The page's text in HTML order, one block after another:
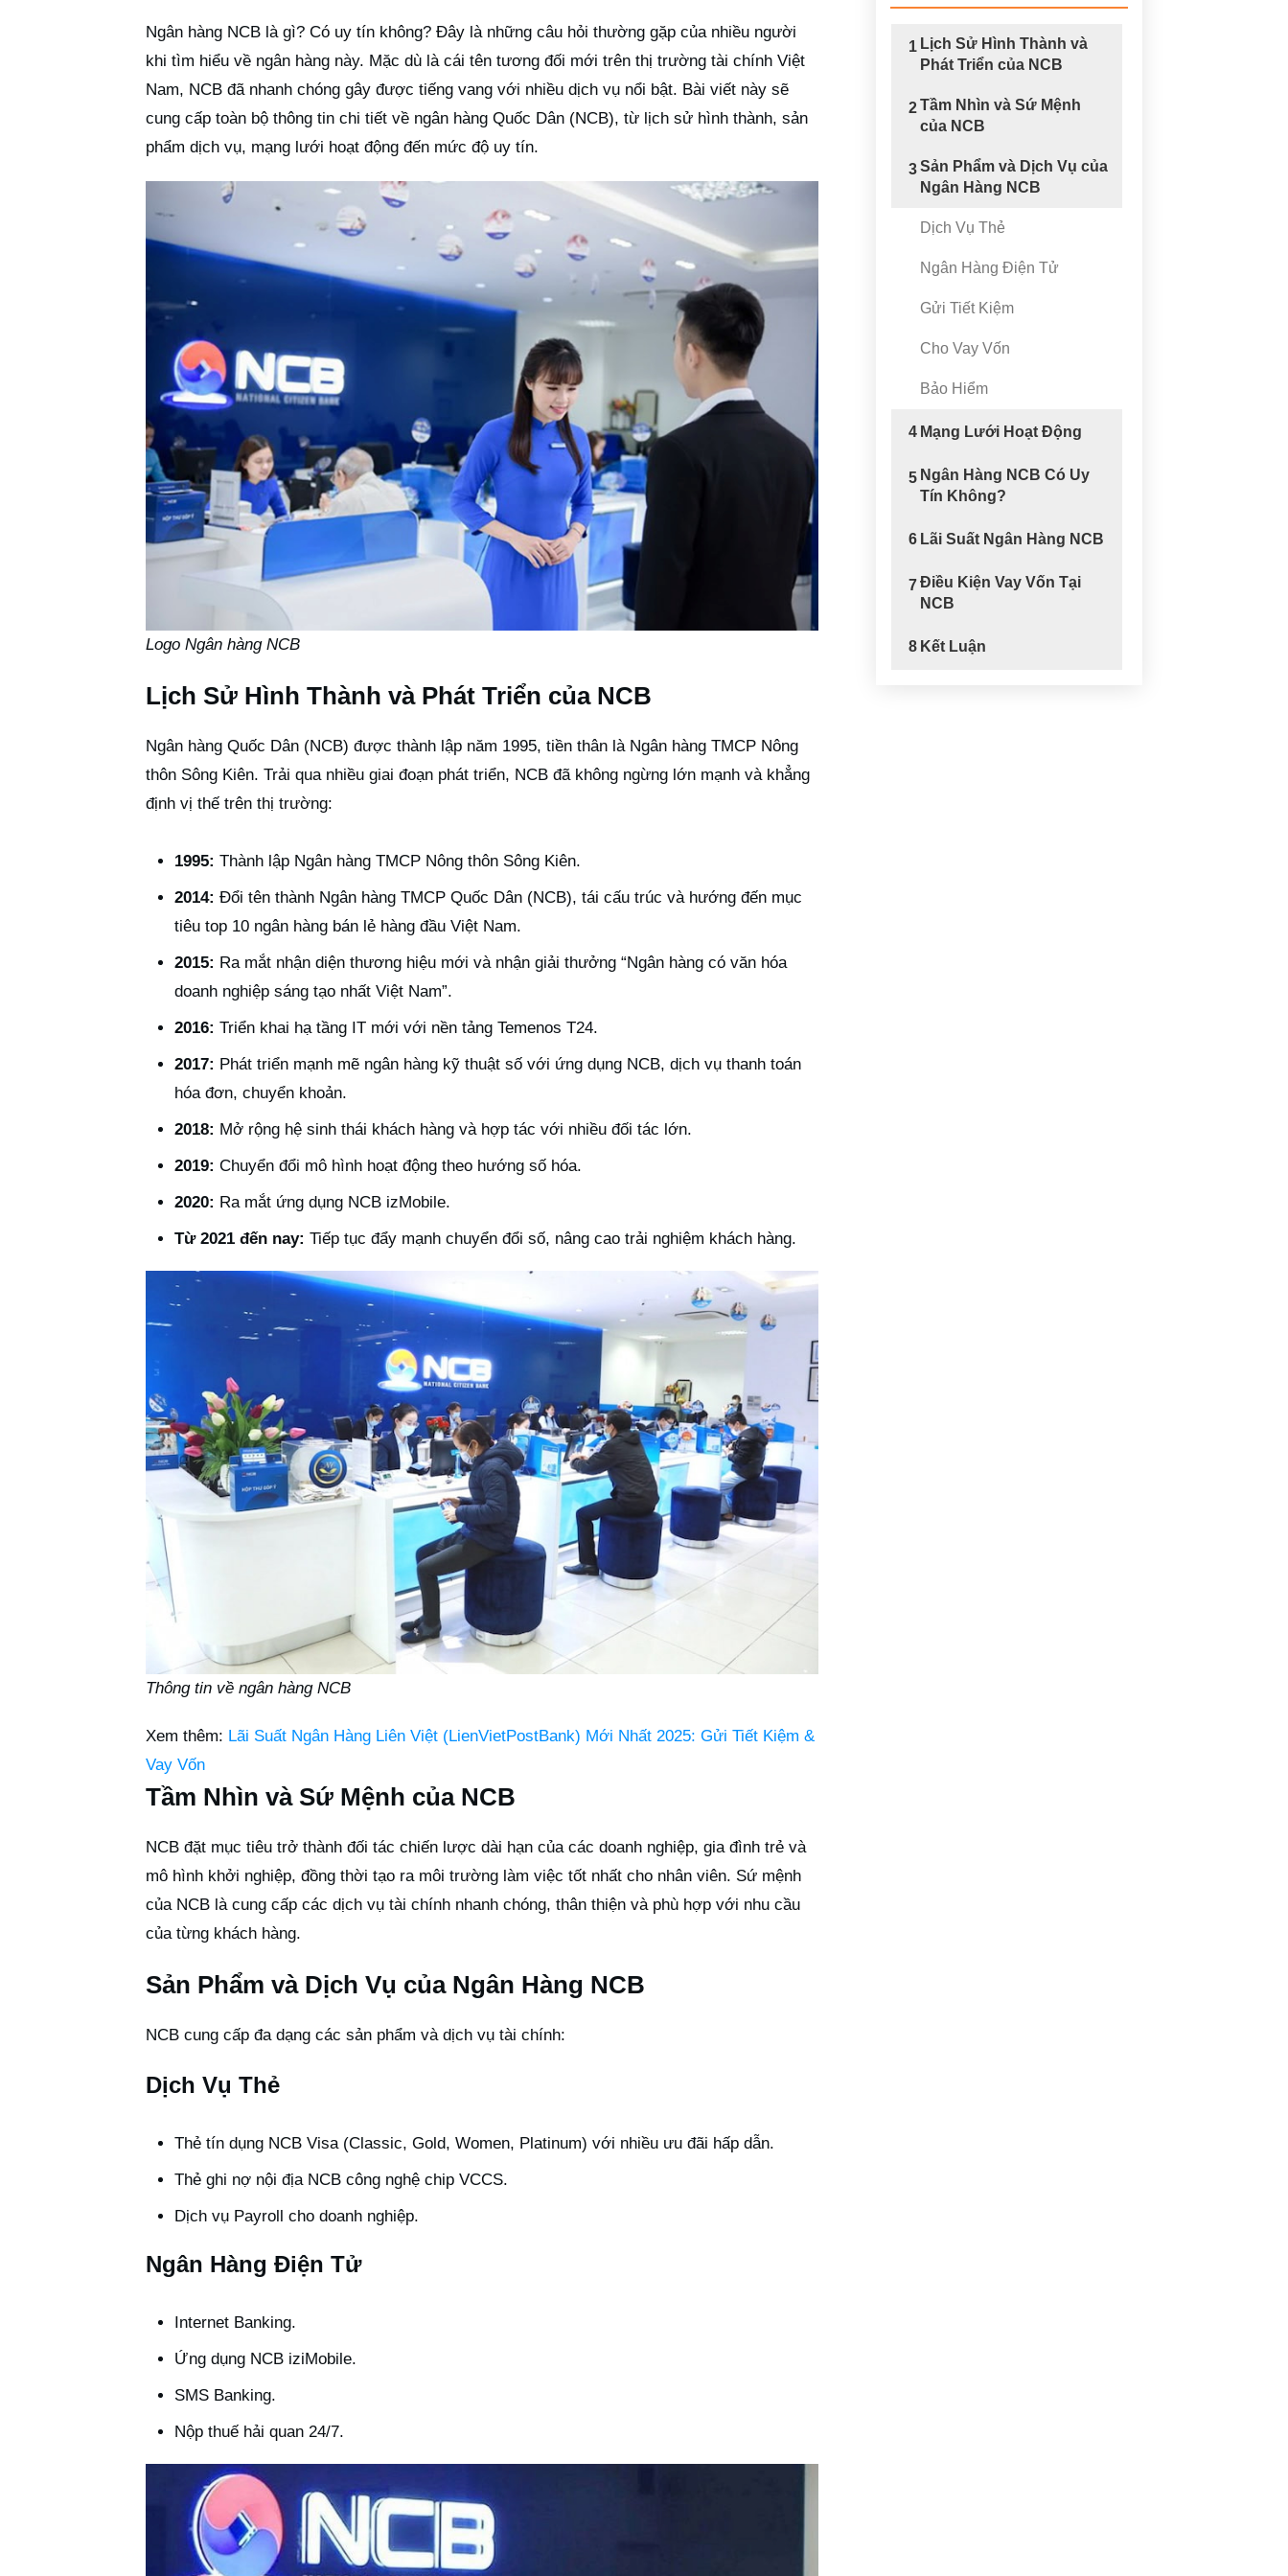
Ngân hàng NCB là gì? Có uy tín không? Đây là những câu hỏi thường gặp của nhiều người
khi tìm hiểu về ngân hàng này. Mặc dù là cái tên tương đối mới trên thị trường tài chính Việt
Nam, NCB đã nhanh chóng gây được tiếng vang với nhiều dịch vụ nổi bật. Bài viết này sẽ
cung cấp toàn bộ thông tin chi tiết về ngân hàng Quốc Dân (NCB), từ lịch sử hình thành, sản
phẩm dịch vụ, mạng lưới hoạt động đến mức độ uy tín.
Logo Ngân hàng NCB
Lịch Sử Hình Thành và Phát Triển của NCB
Ngân hàng Quốc Dân (NCB) được thành lập năm 1995, tiền thân là Ngân hàng TMCP Nông
thôn Sông Kiên. Trải qua nhiều giai đoạn phát triển, NCB đã không ngừng lớn mạnh và khẳng
định vị thế trên thị trường:
1995: Thành lập Ngân hàng TMCP Nông thôn Sông Kiên.
2014: Đổi tên thành Ngân hàng TMCP Quốc Dân (NCB), tái cấu trúc và hướng đến mục
tiêu top 10 ngân hàng bán lẻ hàng đầu Việt Nam.
2015: Ra mắt nhận diện thương hiệu mới và nhận giải thưởng “Ngân hàng có văn hóa
doanh nghiệp sáng tạo nhất Việt Nam”.
2016: Triển khai hạ tầng IT mới với nền tảng Temenos T24.
2017: Phát triển mạnh mẽ ngân hàng kỹ thuật số với ứng dụng NCB, dịch vụ thanh toán
hóa đơn, chuyển khoản.
2018: Mở rộng hệ sinh thái khách hàng và hợp tác với nhiều đối tác lớn.
2019: Chuyển đổi mô hình hoạt động theo hướng số hóa.
2020: Ra mắt ứng dụng NCB izMobile.
Từ 2021 đến nay: Tiếp tục đẩy mạnh chuyển đổi số, nâng cao trải nghiệm khách hàng.
Thông tin về ngân hàng NCB
Xem thêm: Lãi Suất Ngân Hàng Liên Việt (LienVietPostBank) Mới Nhất 2025: Gửi Tiết Kiệm &
Vay Vốn
Tầm Nhìn và Sứ Mệnh của NCB
NCB đặt mục tiêu trở thành đối tác chiến lược dài hạn của các doanh nghiệp, gia đình trẻ và
mô hình khởi nghiệp, đồng thời tạo ra môi trường làm việc tốt nhất cho nhân viên. Sứ mệnh
của NCB là cung cấp các dịch vụ tài chính nhanh chóng, thân thiện và phù hợp với nhu cầu
của từng khách hàng.
Sản Phẩm và Dịch Vụ của Ngân Hàng NCB
NCB cung cấp đa dạng các sản phẩm và dịch vụ tài chính:
Dịch Vụ Thẻ
Thẻ tín dụng NCB Visa (Classic, Gold, Women, Platinum) với nhiều ưu đãi hấp dẫn.
Thẻ ghi nợ nội địa NCB công nghệ chip VCCS.
Dịch vụ Payroll cho doanh nghiệp.
Ngân Hàng Điện Tử
Internet Banking.
Ứng dụng NCB iziMobile.
SMS Banking.
Nộp thuế hải quan 24/7.
1 Lịch Sử Hình Thành và
Phát Triển của NCB
2Tầm Nhìn và Sứ Mệnh
của NCB
3Sản Phẩm và Dịch Vụ của
Ngân Hàng NCB
Dịch Vụ Thẻ
Ngân Hàng Điện Tử
Gửi Tiết Kiệm
Cho Vay Vốn
Bảo Hiểm
4 Mạng Lưới Hoạt Động
5 Ngân Hàng NCB Có Uy
Tín Không?
6 Lãi Suất Ngân Hàng NCB
7Điều Kiện Vay Vốn Tại
NCB
8 Kết Luận